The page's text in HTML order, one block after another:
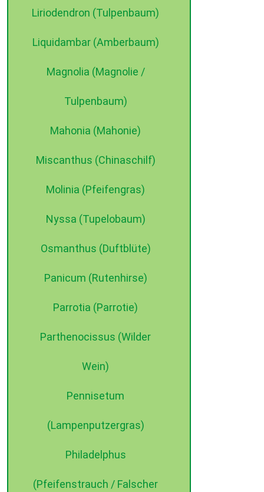
Liriodendron (Tulpenbaum)
Liquidambar (Amberbaum)
Magnolia (Magnolie /
Tulpenbaum)
Mahonia (Mahonie)
Miscanthus (Chinaschilf)
Molinia (Pfeifengras)
Nyssa (Tupelobaum)
Osmanthus (Duftblüte)
Panicum (Rutenhirse)
Parrotia (Parrotie)
Parthenocissus (Wilder
Wein)
Pennisetum
(Lampenputzergras)
Philadelphus
(Pfeifenstrauch / Falscher